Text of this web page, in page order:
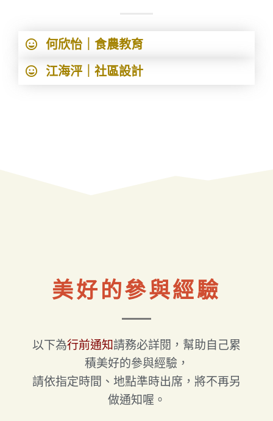
何欣怡｜食農教育
江海泙｜社區設計
美好的參與經驗
以下為行前通知請務必詳閱，幫助自己累
積美好的參與經驗，
請依指定時間、地點準時出席，將不再另
做通知喔。